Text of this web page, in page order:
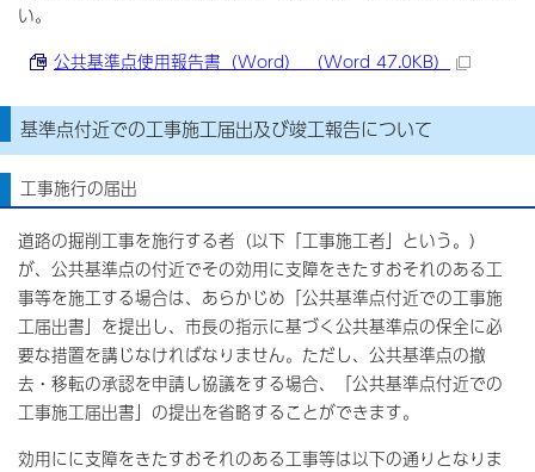
い。
公共基準点使用報告書（Word） （Word 47.0KB）
基準点付近での工事施工届出及び竣工報告について
工事施行の届出
道路の掘削工事を施行する者（以下「工事施工者」という。）
が、公共基準点の付近でその効用に支障をきたすおそれのある工
事等を施工する場合は、あらかじめ「公共基準点付近での工事施
工届出書」を提出し、市長の指示に基づく公共基準点の保全に必
要な措置を講じなければなりません。ただし、公共基準点の撤
去・移転の承認を申請し協議をする場合、「公共基準点付近での
工事施工届出書」の提出を省略することができます。
効用にに支障をきたすおそれのある工事等は以下の通りとなりま